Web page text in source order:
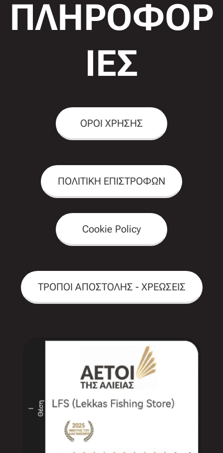
ΠΛΗΡΟΦΟΡ
ΙΕΣ
ΟΡΟΙ ΧΡΗΣΗΣ
ΠΟΛΙΤΙΚΗ ΕΠΙΣΤΡΟΦΩΝ
Cookie Policy
ΤΡΟΠΟΙ ΑΠΟΣΤΟΛΗΣ - ΧΡΕΩΣΕΙΣ